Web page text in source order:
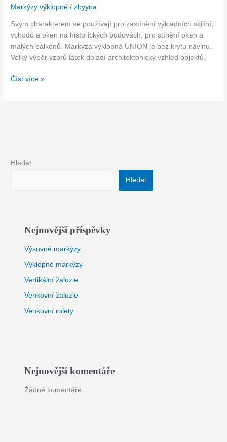
Markýzy výklopné /zbyyna
Svým charakterem se používají pro zastínění výkladních skříní,
vchodů a oken na historických budovách, pro stínění oken a
malých balkónů. Markýza výklopná UNION je bez krytu návinu.
Velký výběr vzorů látek doladí architektonický vzhled objektů.
Číst více »
Hledat
Hledat
Nejnovější příspěvky
Výsuvné markýzy
Výklopné markýzy
Vertikální žaluzie
Venkovní žaluzie
Venkovní rolety
Nejnovější komentáře
Žádné komentáře.